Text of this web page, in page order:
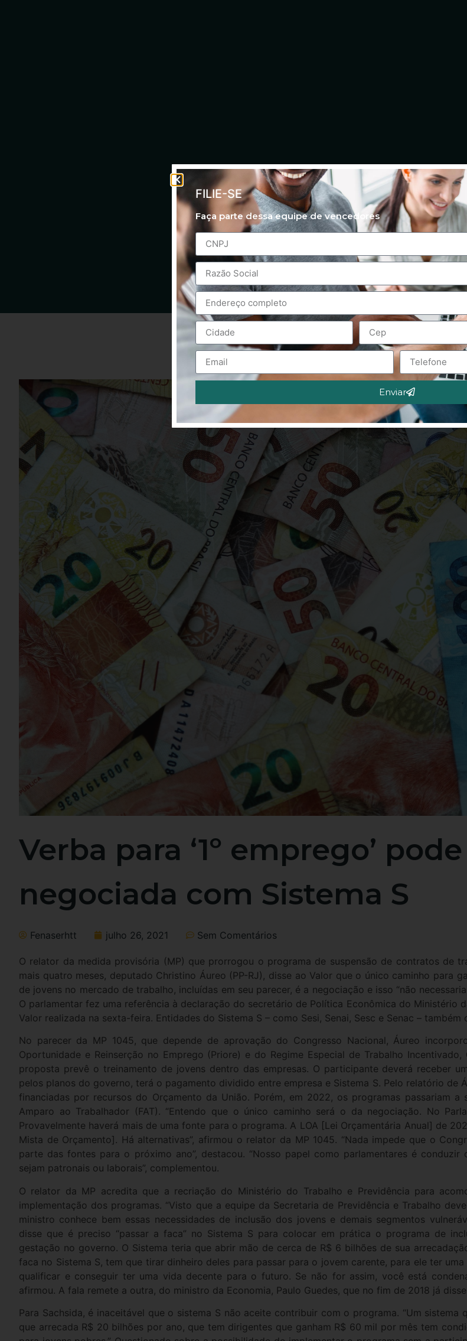
Verba para ‘1º emprego’
negociada com Sistema S
Fenaserhtt julho 26, 2021 Sem Comentários
O relator da medida provisória (MP) que prorrogou o programa de suspensão de contratos de
mais quatro meses, deputado Christino Áureo (PP-RJ), disse ao Valor que o único caminho para
de jovens no mercado de trabalho, incluídas em seu parecer, é a negociação e isso “não
O parlamentar fez uma referência à declaração do secretário de Política Econômica do Ministério
Valor realizada na sexta-feira. Entidades do Sistema S – como Sesi, Senai, Sesc e Senac –
No parecer da MP 1045, que depende de aprovação do Congresso Nacional, Áureo
Oportunidade e Reinserção no Emprego (Priore) e do Regime Especial de Trabalho
proposta prevê o treinamento de jovens dentro das empresas. O participante deverá receber
pelos planos do governo, terá o pagamento dividido entre empresa e Sistema S. Pelo relatório de
financiadas por recursos do Orçamento da União. Porém, em 2022, os programas passariam
Amparo ao Trabalhador (FAT). “Entendo que o único caminho será o da negociação. No
Provavelmente haverá mais de uma fonte para o programa. A LOA [Lei Orçamentária Anual] de
Mista de Orçamento]. Há alternativas”, afirmou o relator da MP 1045. “Nada impede que o
parte das fontes para o próximo ano”, destacou. “Nosso papel como parlamentares é
sejam patronais ou laborais”, complementou.
O relator da MP acredita que a recriação do Ministério do Trabalho e Previdência para
implementação dos programas. “Visto que a equipe da Secretaria de Previdência e Trabalho
ministro conhece bem essas necessidades de inclusão dos jovens e demais segmentos
disse que é preciso “passar a faca” no Sistema S para colocar em prática o programa de
gestação no governo. O Sistema teria que abrir mão de cerca de R$ 6 bilhões de sua
faca no Sistema S, tem que tirar dinheiro deles para passar para o jovem carente, para ele ter
qualificar e conseguir ter uma vida decente para o futuro. Se não for assim, você está
afirmou. A fala remete a outra, do ministro da Economia, Paulo Guedes, que no fim de 2018 já
Para Sachsida, é inaceitável que o sistema S não aceite contribuir com o programa. “Um sistema
que arrecada R$ 20 bilhões por ano, que tem dirigentes que ganham R$ 60 mil por mês tem
FILIE-SE
Faça parte dessa equipe de vencedores
Enviar
Alternative: